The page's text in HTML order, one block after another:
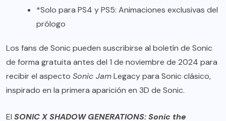
*Solo para PS4 y PS5: Animaciones exclusivas del
prólogo
Los fans de Sonic pueden suscribirse al boletín de Sonic
de forma gratuita antes del 1 de noviembre de 2024 para
recibir el aspecto Sonic JamLegacy para Sonic clásico,
inspirado en la primera aparición en 3D de Sonic.
El SONIC X SHADOW GENERATIONS: Sonic the